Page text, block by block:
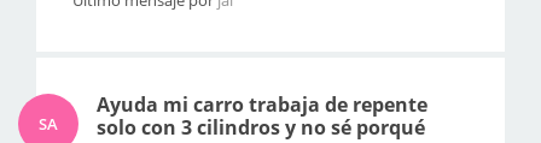
SA
Ayuda mi carro trabaja de repente
solo con 3 cilindros y no sé porqué